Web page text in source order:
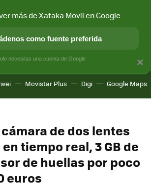
MÓVIL Y SOCIEDAD APLICACIONES
Movistar Plus Digi Google Maps
de dos lentes
tiempo real, 3 GB de
de huellas por poco
euros
×
más de Xataka Movil en Google
como fuente preferida
necesitas una cuenta de Google